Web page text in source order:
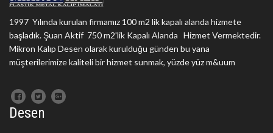
1997 Yılında kurulan firmamız 100 m2 lik kapalı alanda hizmete
başladık. Şuan Aktif 750 m2'lik Kapalı Alanda Hizmet Vermektedir.
Mikron Kalıp Desen olarak kurulduğu günden bu yana
müşterilerimize kaliteli bir hizmet sunmak, yüzde yüz m&uum
Desen